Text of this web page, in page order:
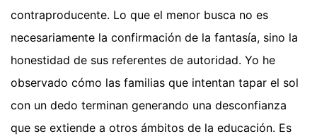
contraproducente. Lo que el menor busca no es
necesariamente la confirmación de la fantasía, sino la
honestidad de sus referentes de autoridad. Yo he
observado cómo las familias que intentan tapar el sol
con un dedo terminan generando una desconfianza
que se extiende a otros ámbitos de la educación. Es